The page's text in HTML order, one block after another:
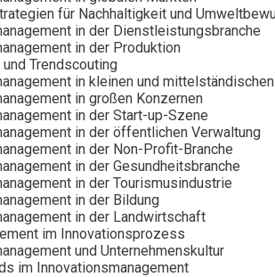
für Nachhaltigkeit und
in der Dienstleistungsbranche
in der Produktion
Trendscouting
in kleinen und
in großen Konzernen
in der Start-up-Szene
in der öffentlichen Verwaltung
in der Non-Profit-Branche
in der Gesundheitsbranche
in der Tourismusindustrie
in der Bildung
in der Landwirtschaft
im Innovationsprozess
und Unternehmenskultur
im Innovationsmanagement